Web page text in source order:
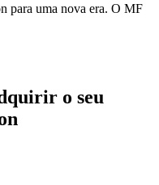
para uma nova era. O MF
o seu